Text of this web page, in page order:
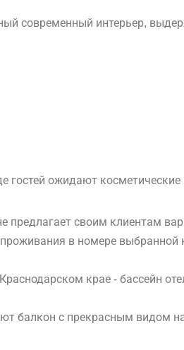
современный интерьер,
гостей ожидают
предлагает своим клиентам
в номере выбранной
балкон с прекрасным видом